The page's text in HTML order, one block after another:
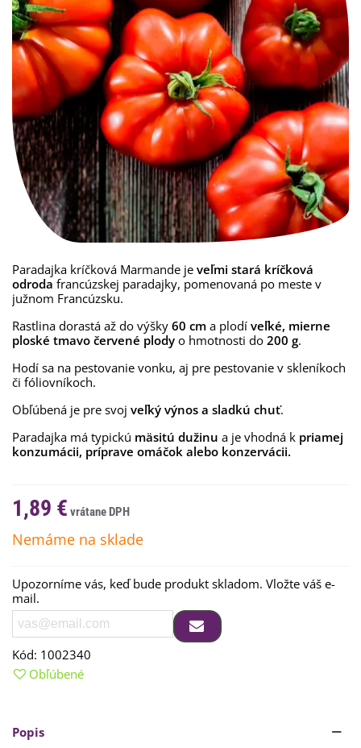
Paradajka kríčková Marmande je veľmi stará kríčková
odroda francúzskej paradajky, pomenovaná po meste v
južnom Francúzsku.
Rastlina dorastá až do výšky 60 cm a plodí veľké, mierne
ploské tmavo červené plody o hmotnosti do 200 g.
Hodí sa na pestovanie vonku, aj pre pestovanie v skleníkoch
či fóliovníkoch.
Obľúbená je pre svoj veľký výnos a sladkú chuť.
Paradajka má typickú mäsitú dužinu a je vhodná k priamej
konzumácii, príprave omáčok alebo konzervácii.
1,89 €
Nemáme na sklade
Upozorníme vás, keď bude produkt skladom. Vložte váš e-
mail.
Kód: 1002340
Obľúbené
Popis